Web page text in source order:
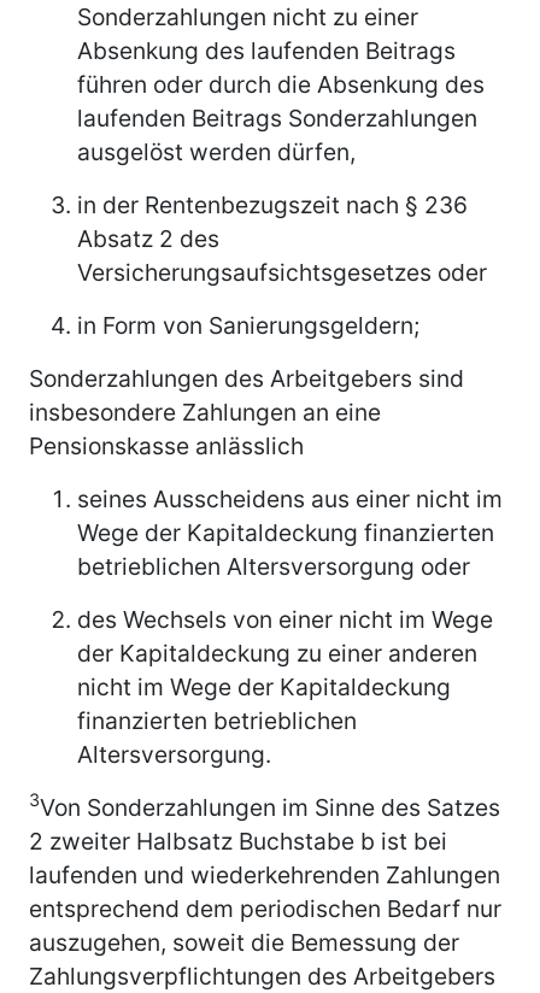
Sonderzahlungen nicht zu einer
Absenkung des laufenden Beitrags
führen oder durch die Absenkung des
laufenden Beitrags Sonderzahlungen
ausgelöst werden dürfen,
in der Rentenbezugszeit nach § 236
Absatz 2 des
Versicherungsaufsichtsgesetzes oder
in Form von Sanierungsgeldern;
Sonderzahlungen des Arbeitgebers sind
insbesondere Zahlungen an eine
Pensionskasse anlässlich
seines Ausscheidens aus einer nicht im
Wege der Kapitaldeckung finanzierten
betrieblichen Altersversorgung oder
des Wechsels von einer nicht im Wege
der Kapitaldeckung zu einer anderen
nicht im Wege der Kapitaldeckung
finanzierten betrieblichen
Altersversorgung.
3Von Sonderzahlungen im Sinne des Satzes
2 zweiter Halbsatz Buchstabe b ist bei
laufenden und wiederkehrenden Zahlungen
entsprechend dem periodischen Bedarf nur
auszugehen, soweit die Bemessung der
Zahlungsverpflichtungen des Arbeitgebers